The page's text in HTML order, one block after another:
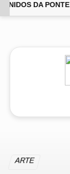
DA PONTE
ARTE